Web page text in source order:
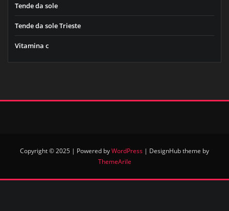
Tende da sole
Tende da sole Trieste
Vitamina c
Copyright © 2025 | Powered byWordPress | DesignHub theme by
ThemeArile